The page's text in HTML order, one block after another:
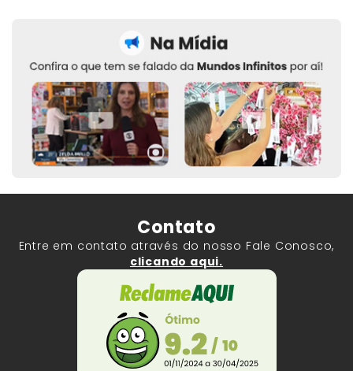
Contato
Entre em contato através do nosso Fale Conosco,
clicando aqui.